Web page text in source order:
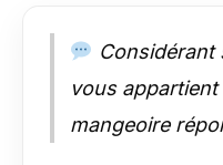
Considérant
vous
mangeoire